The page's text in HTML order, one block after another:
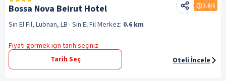
Bossa Nova Beirut Hotel 3.6/5
Sin El Fil, Lübnan, LB · Sin El FilMerkez: 0.6 km
Fiyatı görmek için tarih seçiniz
Tarih Seç
Oteli İncele